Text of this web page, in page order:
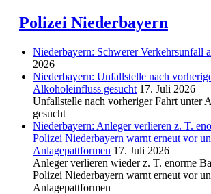
Polizei Niederbayern
Niederbayern: Schwerer Verkehrsunfall
2026
Niederbayern: Unfallstelle nach
Alkoholeinfluss gesucht 17. Juli 2026
Unfallstelle nach vorheriger Fahrt unter
gesucht
Niederbayern: Anleger verlieren z. T.
Polizei Niederbayern warnt erneut vor
Anlagepattformen 17. Juli 2026
Anleger verlieren wieder z. T. enorme
Polizei Niederbayern warnt erneut vor
Anlagepattformen